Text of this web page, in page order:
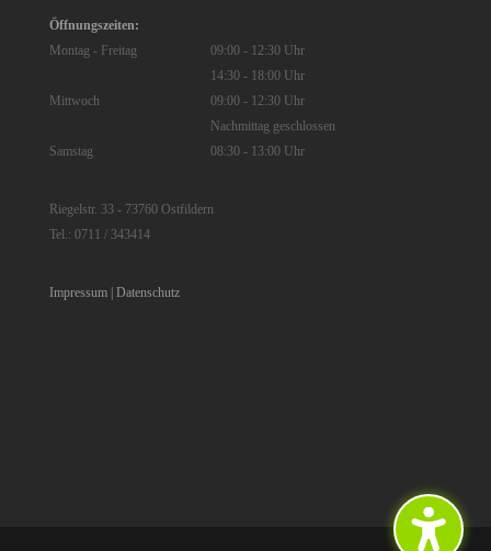
Öffnungszeiten:
Montag - Freitag
09:00 - 12:30 Uhr
14:30 - 18:00 Uhr
Mittwoch
09:00 - 12:30 Uhr
Nachmittag geschlossen
Samstag
08:30 - 13:00 Uhr
Riegelstr. 33 - 73760 Ostfildern
Tel.: 0711 / 343414
Impressum | Datenschutz